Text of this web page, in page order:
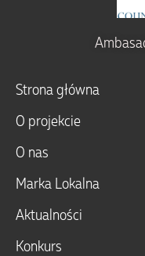
Strona główna
O projekcie
O nas
Marka Lokalna
Aktualności
Konkurs